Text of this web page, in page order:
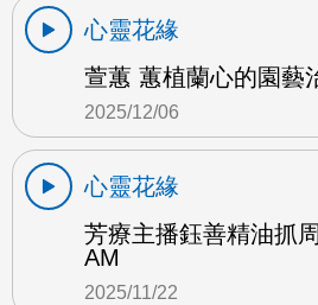
心靈花緣
萱蕙 蕙植蘭心的園藝
2025/12/06
心靈花緣
芳療主播鈺善精油抓
AM
2025/11/22